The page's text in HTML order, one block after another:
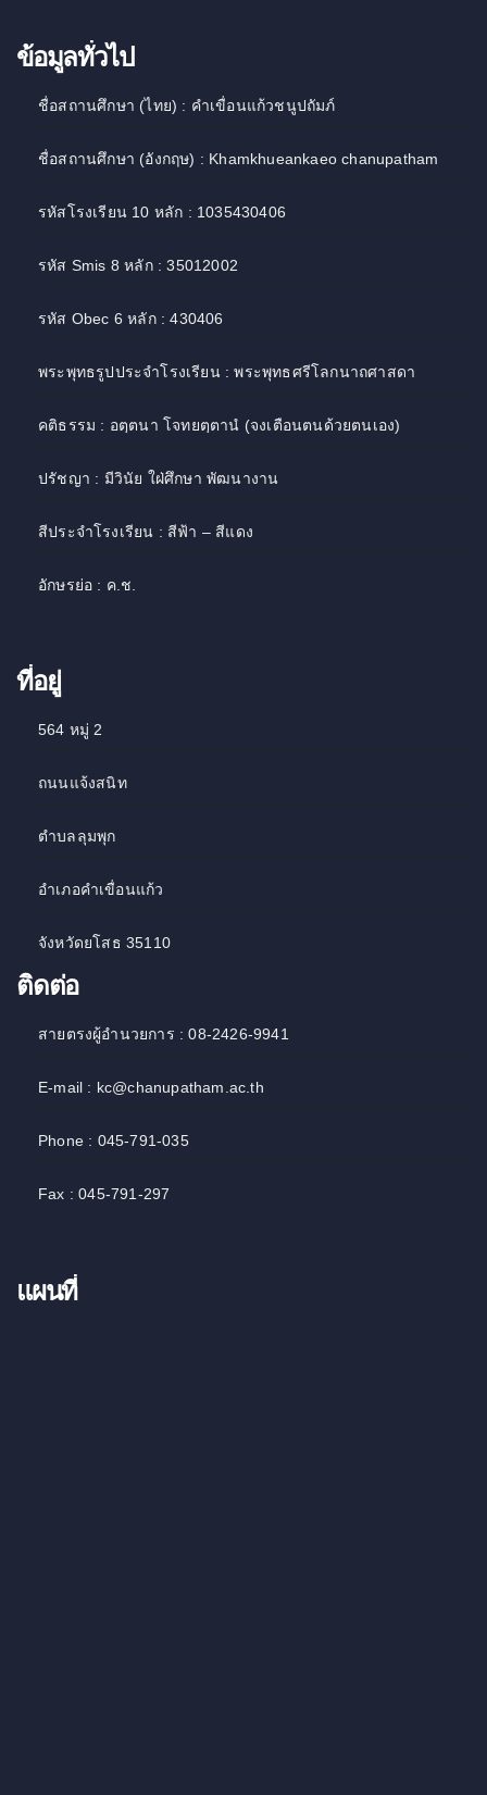
ข้อมูลทั่วไป
ชื่อสถานศึกษา (ไทย) : คำเขื่อนแก้วชนูปถัมภ์
ชื่อสถานศึกษา (อังกฤษ) : Khamkhueankaeo chanupatham
รหัสโรงเรียน 10 หลัก : 1035430406
รหัส Smis 8 หลัก : 35012002
รหัส Obec 6 หลัก : 430406
พระพุทธรูปประจำโรงเรียน : พระพุทธศรีโลกนาถศาสดา
คติธรรม : อตฺตนา โจทยตฺตานํ (จงเตือนตนด้วยตนเอง)
ปรัชญา : มีวินัย ใฝ่ศึกษา พัฒนางาน
สีประจำโรงเรียน : สีฟ้า – สีแดง
อักษรย่อ : ค.ช.
ที่อยู่
564 หมู่ 2
ถนนแจ้งสนิท
ตำบลลุมพุก
อำเภอคำเขื่อนแก้ว
จังหวัดยโสธ 35110
ติดต่อ
สายตรงผู้อำนวยการ : 08-2426-9941
E-mail : kc@chanupatham.ac.th
Phone : 045-791-035
Fax : 045-791-297
แผนที่